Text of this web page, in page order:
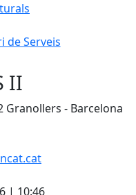
de Serveis
II
Granollers - Barcelona
| 10:46